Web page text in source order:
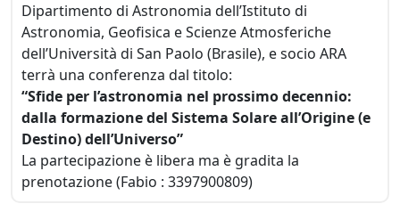
Dipartimento di Astronomia dell’Istituto di
Astronomia, Geofisica e Scienze Atmosferiche
dell’Università di San Paolo (Brasile), e socio ARA
terrà una conferenza dal titolo:
“Sfide per l’astronomia nel prossimo decennio:
dalla formazione del Sistema Solare all’Origine (e
Destino) dell’Universo”
La partecipazione è libera ma è gradita la
prenotazione (Fabio : 3397900809)